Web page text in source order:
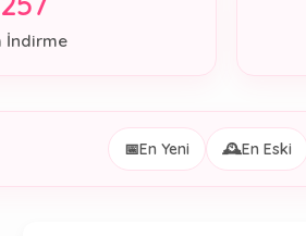
İndirme
📅En Yeni 🕰️En Eski